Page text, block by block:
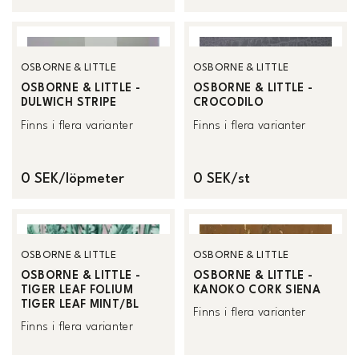
OSBORNE & LITTLE
OSBORNE & LITTLE -
DULWICH STRIPE
Finns i flera varianter
0 SEK/löpmeter
OSBORNE & LITTLE
OSBORNE & LITTLE -
CROCODILO
Finns i flera varianter
0 SEK/st
OSBORNE & LITTLE
OSBORNE & LITTLE -
TIGER LEAF FOLIUM
TIGER LEAF MINT/BL
Finns i flera varianter
OSBORNE & LITTLE
OSBORNE & LITTLE -
KANOKO CORK SIENA
Finns i flera varianter